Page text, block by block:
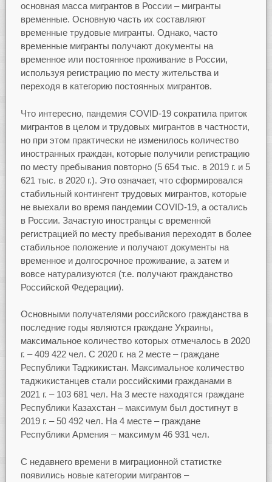
основная масса мигрантов в России – мигранты
временные. Основную часть их составляют
временные трудовые мигранты. Однако, часто
временные мигранты получают документы на
временное или постоянное проживание в России,
используя регистрацию по месту жительства и
переходя в категорию постоянных мигрантов.
Что интересно, пандемия COVID-19 сократила приток
мигрантов в целом и трудовых мигрантов в частности,
но при этом практически не изменилось количество
иностранных граждан, которые получили регистрацию
по месту пребывания повторно (5 654 тыс. в 2019 г. и 5
621 тыс. в 2020 г.). Это означает, что сформировался
стабильный контингент трудовых мигрантов, которые
не выехали во время пандемии COVID-19, а остались
в России. Зачастую иностранцы с временной
регистрацией по месту пребывания переходят в более
стабильное положение и получают документы на
временное и долгосрочное проживание, а затем и
вовсе натурализуются (т.е. получают гражданство
Российской Федерации).
Основными получателями российского гражданства в
последние годы являются граждане Украины,
максимальное количество которых отмечалось в 2020
г. – 409 422 чел. С 2020 г. на 2 месте – граждане
Республики Таджикистан. Максимальное количество
таджикистанцев стали российскими гражданами в
2021 г. – 103 681 чел. На 3 месте находятся граждане
Республики Казахстан – максимум был достигнут в
2019 г. – 50 492 чел. На 4 месте – граждане
Республики Армения – максимум 46 931 чел.
С недавнего времени в миграционной статистке
появились новые категории мигрантов –